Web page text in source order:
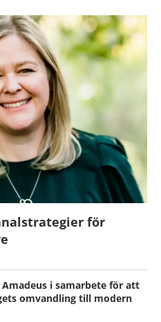
för
Amadeus i samarbete för att
omvandling till modern